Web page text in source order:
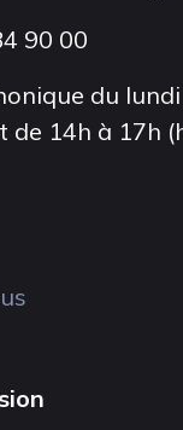
90 00
du
de 14h à 17h